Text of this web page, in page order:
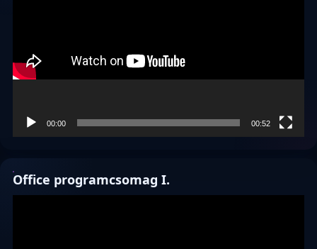
00:00 00:52
Office programcsomag I.